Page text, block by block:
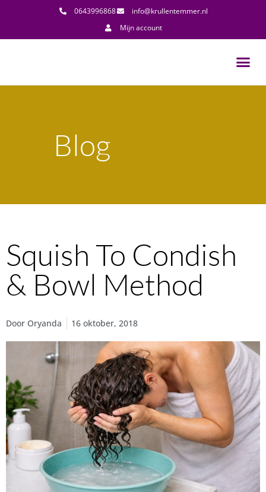
0643996868
info@krullentemmer.nl
Mijn account
Blog
Squish To Condish
& Bowl Method
Door Oryanda 16 oktober, 2018